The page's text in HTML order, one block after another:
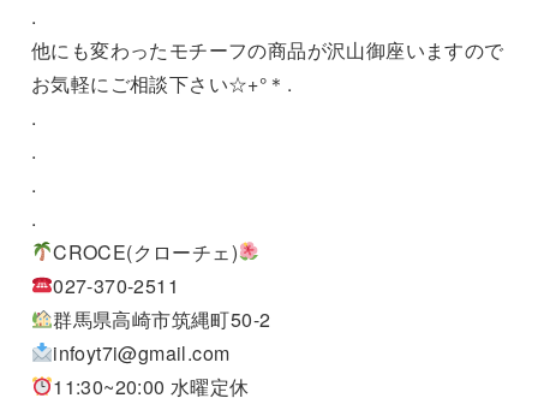
.
他にも変わったモチーフの商品が沢山御座いますので
お気軽にご相談下さい☆+°＊.
.
.
.
.
CROCE(クローチェ)
027-370-2511
群馬県高崎市筑縄町50-2
infoyt7i@gmail.com
11:30~20:00 水曜定休